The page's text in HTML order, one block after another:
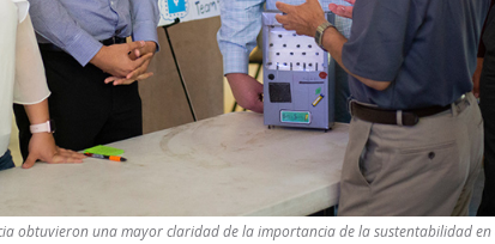
obtuvieron una mayor claridad de la importancia de la sustentabilidad